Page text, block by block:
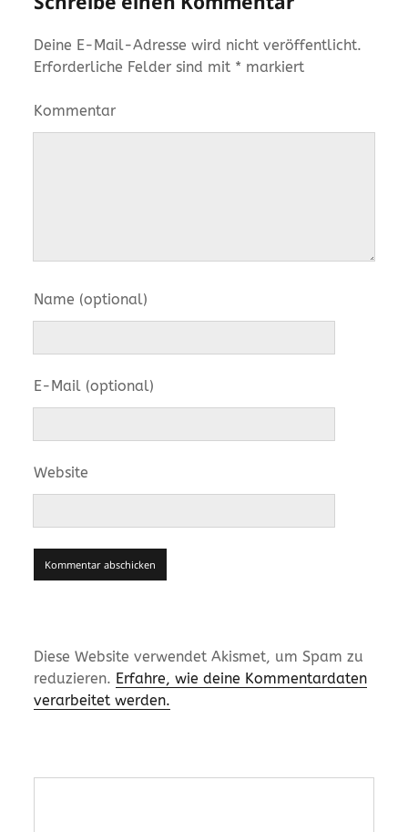
Deine E-Mail-Adresse wird nicht veröffentlicht.
Erforderliche Felder sind mit * markiert
Kommentar
Name (optional)
E-Mail (optional)
Website
Diese Website verwendet Akismet, um Spam zu
reduzieren. Erfahre, wie deine Kommentardaten
verarbeitet werden.